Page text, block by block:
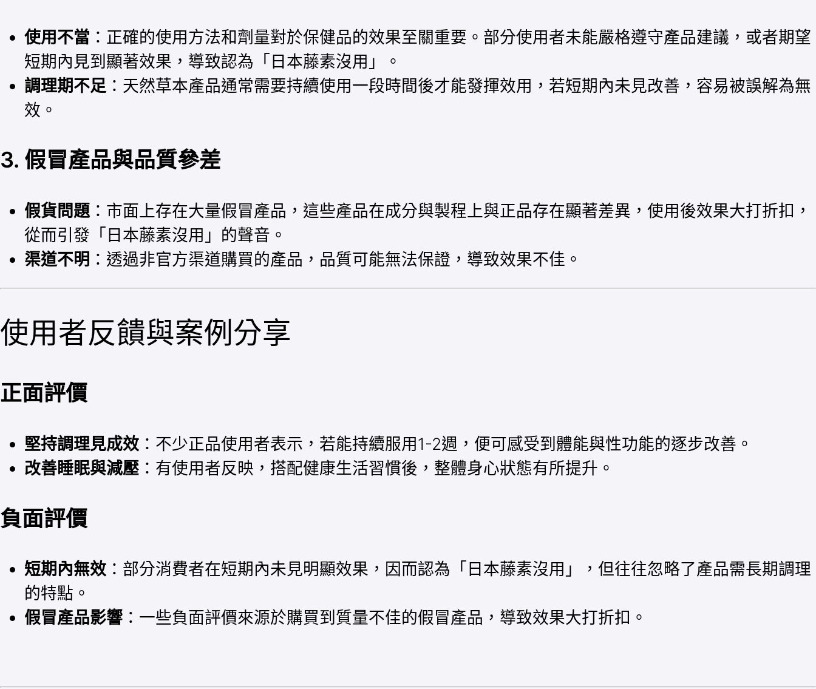
使用不當 ：正確的使用方法和劑量對於保健品的效果至關重要。部分使用者未能嚴格遵守產品建議，或者期望
短期內見到顯著效果，導致認為「日本藤素沒用」。
調理期不足 ：天然草本產品通常需要持續使用一段時間後才能發揮效用，若短期內未見改善，容易被誤解為無
效。
3. 假冒產品與品質參差
假貨問題 ：市面上存在大量假冒產品，這些產品在成分與製程上與正品存在顯著差異，使用後效果大打折扣，
從而引發「日本藤素沒用」的聲音。
渠道不明 ：透過非官方渠道購買的產品，品質可能無法保證，導致效果不佳。
使用者反饋與案例分享
正面評價
堅持調理見成效 ：不少正品使用者表示，若能持續服用1-2週，便可感受到體能與性功能的逐步改善。
改善睡眠與減壓 ：有使用者反映，搭配健康生活習慣後，整體身心狀態有所提升。
負面評價
短期內無效 ：部分消費者在短期內未見明顯效果，因而認為「日本藤素沒用」，但往往忽略了產品需長期調理
的特點。
假冒產品影響 ：一些負面評價來源於購買到質量不佳的假冒產品，導致效果大打折扣。